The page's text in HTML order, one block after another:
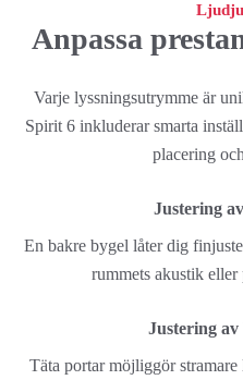
Anpassa
Varje lyssningsutrymme är
Spirit 6 inkluderar smarta
placering
Justering
En bakre bygel låter dig
rummets akustik eller
Justering
Täta portar möjliggör